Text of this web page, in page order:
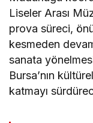
Liseler Arası
prova süreci,
kesmeden
sanata
Bursa’nın
katmayı